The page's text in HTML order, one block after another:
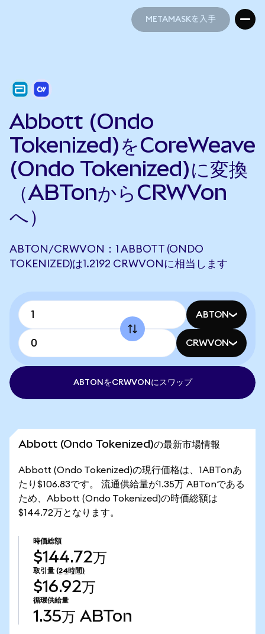
METAMASKを入手
Abbott (Ondo
Tokenized)をCoreWeave
(Ondo Tokenized)に変換
（ABTonからCRWVon
へ）
ABTON/CRWVON：1 ABBOTT (ONDO
TOKENIZED)は1.2192 CRWVONに相当します
ABTON
CRWVON
ABTONをCRWVONにスワップ
Abbott (Ondo Tokenized)の最新市場情報
Abbott (Ondo Tokenized)の現行価格は、1ABTonあ
たり$106.83です。 流通供給量が1.35万 ABTonである
ため、Abbott (Ondo Tokenized)の時価総額は
$144.72万となります。
時価総額
$144.72万
取引量 (24時間)
$16.92万
循環供給量
1.35万 ABTon